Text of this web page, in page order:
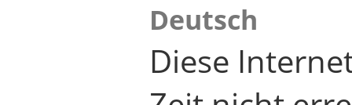
Deutsch
Diese